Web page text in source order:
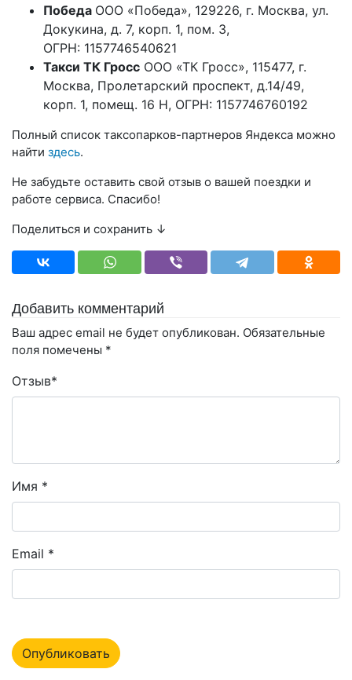
Победа ООО «Победа», 129226, г. Москва, ул.
Докукина, д. 7, корп. 1, пом. 3,
ОГРН: 1157746540621
Такси ТК Гросс ООО «ТК Гросс», 115477, г.
Москва, Пролетарский проспект, д.14/49,
корп. 1, помещ. 16 Н, ОГРН: 1157746760192
Полный список таксопарков-партнеров Яндекса можно
найти здесь.
Не забудьте оставить свой отзыв о вашей поездки и
работе сервиса. Спасибо!
Поделиться и сохранить ↓
Добавить комментарий
Ваш адрес email не будет опубликован. Обязательные
поля помечены *
Отзыв*
Имя *
Email *